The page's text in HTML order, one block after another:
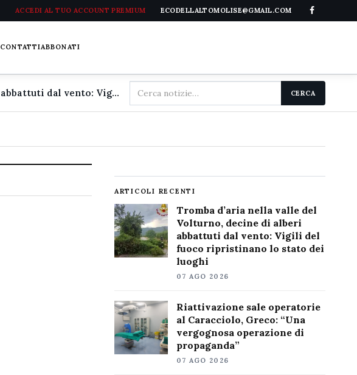
ACCEDI AL TUO ACCOUNT PREMIUM ECODELLALTOMOLISE@GMAIL.COM
CONTATTIABBONATI
Tromba d'aria nella valle del Volturno, decine di alberi abbattuti dal vento: Vigili del fuoco ripristinano lo stato dei luoghi
Cerca
nel
CERCA
ARTICOLI RECENTI
Tromba d’aria nella valle del
Volturno, decine di alberi
abbattuti dal vento: Vigili del
fuoco ripristinano lo stato dei
luoghi
07 AGO 2026
Riattivazione sale operatorie
al Caracciolo, Greco: “Una
vergognosa operazione di
propaganda”
07 AGO 2026